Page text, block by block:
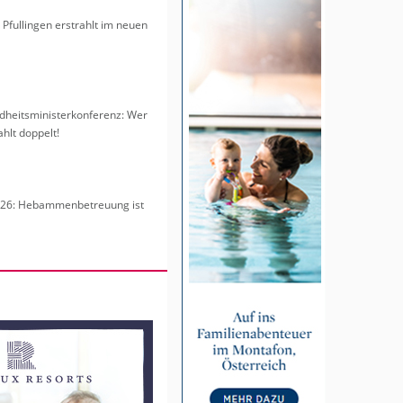
Info-Reihe für Schwan­
Pful­lin­gen er­strahlt im neuen
Wer
dop­pelt!
Heb­am­men­be­treu­ung ist